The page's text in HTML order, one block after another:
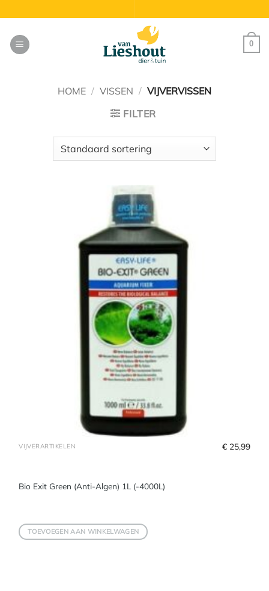
naar
inhoud
0
HOME / VISSEN / VIJVERVISSEN
FILTER
VIJVERARTIKELEN
Bio Exit Green (Anti-Algen) 1L (-4000L)
€ 25,99
TOEVOEGEN AAN WINKELWAGEN